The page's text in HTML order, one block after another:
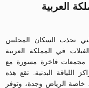
العربية
تجذب السكان المحليين
في المملكة العربية
مجمعات فاخرة مسورة مع
اللياقة البدنية. تقع هذه
خاصة الرياض وجدة، وتوفر